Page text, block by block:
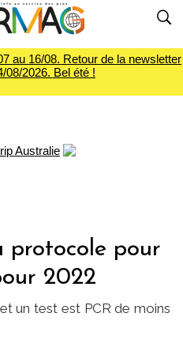
au 16/08. Retour de la newsletter
08/2026. Bel été !
protocole pour
2022
un test est PCR de moins